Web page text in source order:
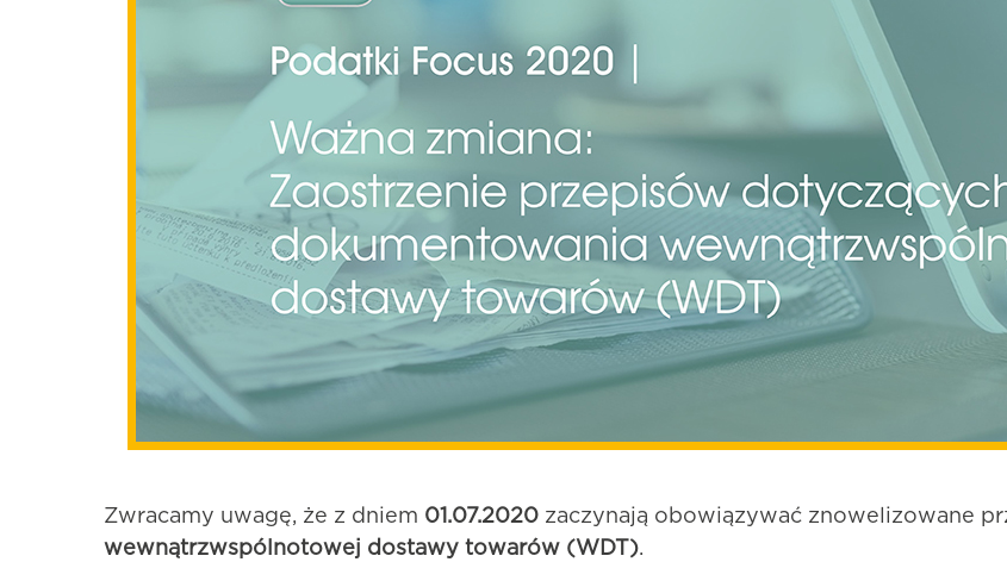
Zwracamy uwagę, że z dniem 01.07.2020 zaczynają obowiązywać znowelizowane
wewnątrzwspólnotowej dostawy towarów (WDT).